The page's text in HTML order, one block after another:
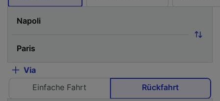
Via
Einfache Fahrt
Rückfahrt